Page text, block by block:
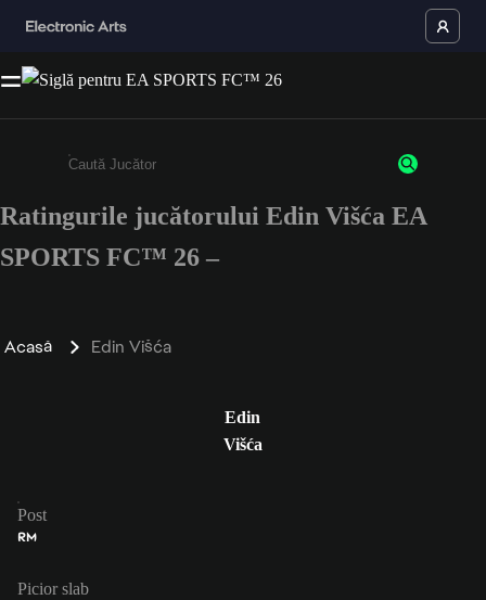
Enter a minimum of 3 characters or numbers
Ratingurile jucătorului Edin Višća EA
SPORTS FC™ 26 –
Acasă Edin Višća
Edin
Višća
Post
RM
Picior slab